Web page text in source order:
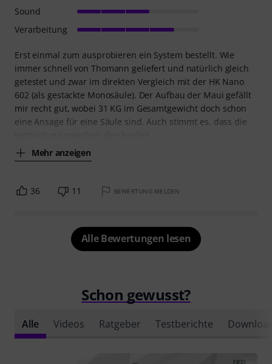
Erst einmal zum ausprobieren ein System bestellt. Wie
immer schnell von Thomann geliefert und natürlich gleich
getestet und zwar im direkten Vergleich mit der HK Nano
602 (als gestackte Monosäule). Der Aufbau der Maui gefällt
mir recht gut, wobei 31 KG im Gesamtgewicht doch schon
eine Ansage für eine Säule sind. Auch stimmt es, dass die
Mehr anzeigen
Sound
Verarbeitung
36 11 BEWERTUNG MELDEN
Alle Bewertungen lesen
Schon gewusst?
Alle Videos Ratgeber Testberichte